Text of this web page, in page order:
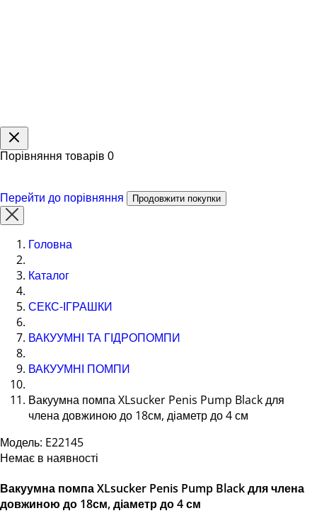
Порівняння товарів 0
Перейти до порівняння Продовжити покупки
Головна
Каталог
СЕКС-ІГРАШКИ
ВАКУУМНІ ТА ГІДРОПОМПИ
ВАКУУМНІ ПОМПИ
Вакуумна помпа XLsucker Penis Pump Black для
члена довжиною до 18см, діаметр до 4 см
Модель: E22145
Немає в наявності
Вакуумна помпа XLsucker Penis Pump Black для члена
довжиною до 18см, діаметр до 4 см